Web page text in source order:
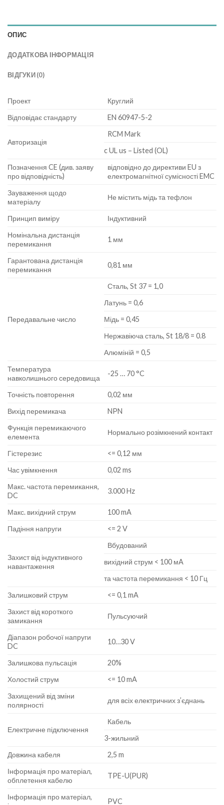
ОПИС
ДОДАТКОВА ІНФОРМАЦІЯ
ВІДГУКИ (0)
Проект
Круглий
Відповідає стандарту
EN 60947-5-2
Авторизація
RCM Mark
c UL us – Listed (OL)
Позначення CE (див. заяву
про відповідність)
відповідно до директиви EU з
електромагнітної сумісності EMC
Зауваження щодо
матеріалу
Не містить мідь та тефлон
Принцип виміру
Індуктивний
Номінальна дистанція
перемикання
1 мм
Гарантована дистанція
перемикання
0,81 мм
Передавальне число
Сталь, St 37 = 1,0
Латунь = 0,6
Мідь = 0,45
Нержавіюча сталь, St 18/8 = 0.8
Алюміній = 0,5
Температура
навколишнього середовища
-25 … 70 °C
Точність повторення
0,02 мм
Вихід перемикача
NPN
Функція перемикаючого
елемента
Нормально розімкнений контакт
Гістерезис
<= 0,12 мм
Час увімкнення
0,02 ms
Макс. частота перемикання,
DC
3.000 Hz
Макс. вихідний струм
100 mA
Падіння напруги
<= 2 V
Захист від індуктивного
навантаження
Вбудований
вихідний струм < 100 мA
та частота перемикання < 10 Гц
Залишковий струм
<= 0,1 mA
Захист від короткого
замикання
Пульсуючий
Діапазон робочої напруги
DC
10…30 V
Залишкова пульсація
20%
Холостий струм
<= 10 mA
Захищений від зміни
полярності
для всіх електричних з’єднань
Електричне підключення
Кабель
3-жильний
Довжина кабеля
2,5 m
Інформація про матеріал,
обплетення кабелю
TPE-U(PUR)
Інформація про матеріал,
PVC